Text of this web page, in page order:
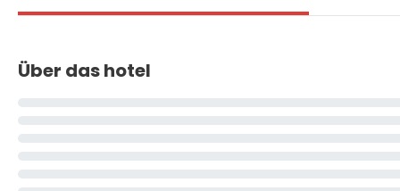
Über das hotel